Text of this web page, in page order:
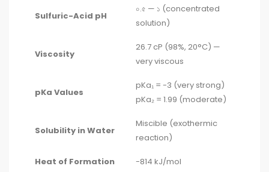
Sulfuric-Acid pH
০.৫ — ১ (concentrated
solution)
Viscosity
26.7 cP (98%, 20°C) —
very viscous
pKa Values
pKa₁ = -3 (very strong)
pKa₂ = 1.99 (moderate)
Solubility in Water
Miscible (exothermic
reaction)
Heat of Formation -814 kJ/mol